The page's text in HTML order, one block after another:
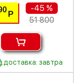
Р
-45 %
51 800
доставка: завтра